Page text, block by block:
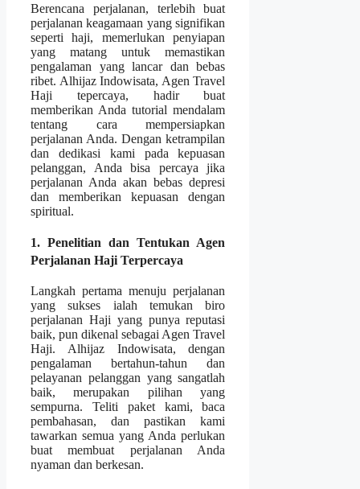
Berencana perjalanan, terlebih buat
perjalanan keagamaan yang signifikan
seperti haji, memerlukan penyiapan
yang matang untuk memastikan
pengalaman yang lancar dan bebas
ribet. Alhijaz Indowisata, Agen Travel
Haji tepercaya, hadir buat
memberikan Anda tutorial mendalam
tentang cara mempersiapkan
perjalanan Anda. Dengan ketrampilan
dan dedikasi kami pada kepuasan
pelanggan, Anda bisa percaya jika
perjalanan Anda akan bebas depresi
dan memberikan kepuasan dengan
spiritual.
1. Penelitian dan Tentukan Agen
Perjalanan Haji Terpercaya
Langkah pertama menuju perjalanan
yang sukses ialah temukan biro
perjalanan Haji yang punya reputasi
baik, pun dikenal sebagai Agen Travel
Haji. Alhijaz Indowisata, dengan
pengalaman bertahun-tahun dan
pelayanan pelanggan yang sangatlah
baik, merupakan pilihan yang
sempurna. Teliti paket kami, baca
pembahasan, dan pastikan kami
tawarkan semua yang Anda perlukan
buat membuat perjalanan Anda
nyaman dan berkesan.